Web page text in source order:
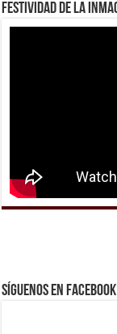
Festividad de la
Síguenos en Facebook